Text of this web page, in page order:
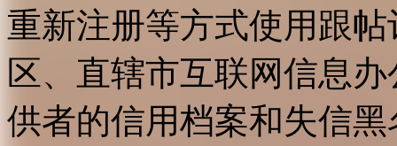
重新注册等方式使用跟
区、直辖市互联网信息
供者的信用档案和失信